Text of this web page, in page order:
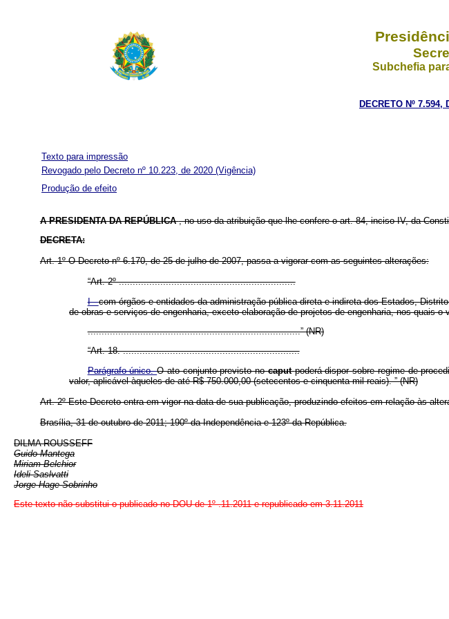
Subchefia
DECRETO Nº 7.594,
Texto para impressão
Produção de efeito
Revogado pelo Decreto nº 10.223, de 2020 (Vigência)
A PRESIDENTA DA REPÚBLICA, no uso da atribuição que lhe confere o art. 84, inciso IV, da
DECRETA:
Art. 1º O Decreto nº 6.170, de 25 de julho de 2007, passa a vigorar com as seguintes alterações:
“Art. 2º ................................................................
I -com órgãos e entidades da administração pública direta e indireta dos Estados,
de obras e serviços de engenharia, exceto elaboração de projetos de engenharia, nos quais
.............................................................................” (NR)
“Art. 18. ................................................................
Parágrafo único.O ato conjunto previsto nocaputpoderá dispor sobre regime de
valor, aplicável àqueles de até R$ 750.000,00 (setecentos e cinquenta mil reais).” (NR)
Art. 2º Este Decreto entra em vigor na data de sua publicação, produzindo efeitos em relação às
Brasília, 31 de outubro de 2011; 190º da Independência e 123º da República.
DILMA ROUSSEFF
Guido Mantega
Miriam Belchior
Ideli Saslvatti
Jorge Hage Sobrinho
Este texto não substitui o publicado no DOU de 1º .11.2011 e republicado em 3.11.2011